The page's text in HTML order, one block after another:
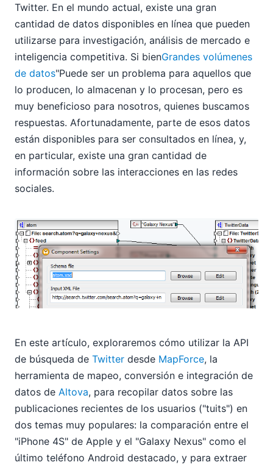
Twitter. En el mundo actual, existe una gran
cantidad de datos disponibles en línea que pueden
utilizarse para investigación, análisis de mercado e
inteligencia competitiva. Si bienGrandes volúmenes
de datos"Puede ser un problema para aquellos que
lo producen, lo almacenan y lo procesan, pero es
muy beneficioso para nosotros, quienes buscamos
respuestas. Afortunadamente, parte de esos datos
están disponibles para ser consultados en línea, y,
en particular, existe una gran cantidad de
información sobre las interacciones en las redes
sociales.
En este artículo, exploraremos cómo utilizar la API
de búsqueda de Twitter desde MapForce, la
herramienta de mapeo, conversión e integración de
datos de Altova, para recopilar datos sobre las
publicaciones recientes de los usuarios ("tuits") en
dos temas muy populares: la comparación entre el
"iPhone 4S" de Apple y el "Galaxy Nexus" como el
último teléfono Android destacado, y para extraer